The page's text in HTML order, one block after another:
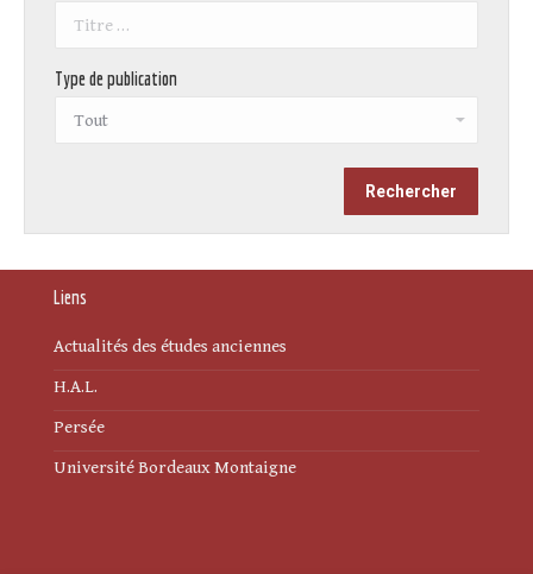
Type de publication
Liens
Actualités des études anciennes
H.A.L.
Persée
Université Bordeaux Montaigne